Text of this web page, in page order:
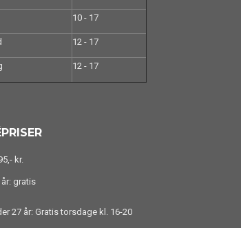
10 - 17
12 - 17
12 - 17
kr.
gratis
27 år: Gratis torsdage kl. 16-20